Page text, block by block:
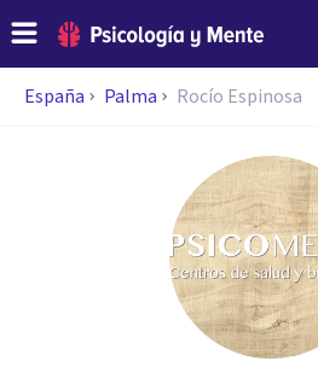
España Palma Rocío Espinosa